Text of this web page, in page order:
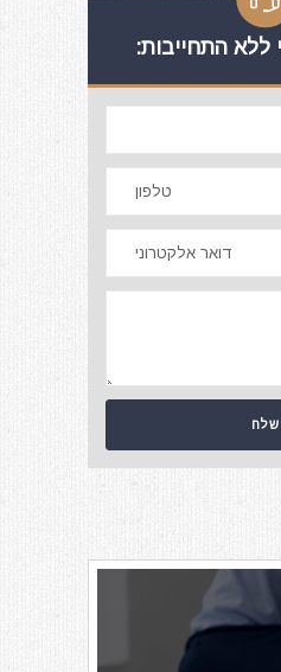
ללא התחייבות: